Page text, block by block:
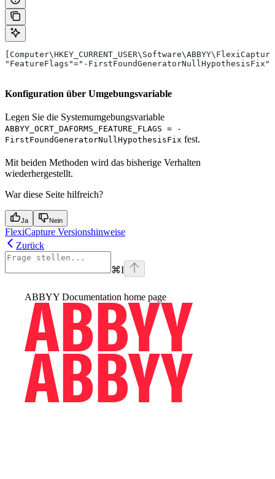
"FeatureFlags"="-FirstFoundGeneratorNullHypothesisFix"
Konfiguration über Umgebungsvariable
Legen Sie die Systemumgebungsvariable
ABBYY_OCRT_DAFORMS_FEATURE_FLAGS = -
FirstFoundGeneratorNullHypothesisFix fest.
Mit beiden Methoden wird das bisherige Verhalten
wiederhergestellt.
War diese Seite hilfreich?
Ja Nein
FlexiCapture Versionshinweise
Zurück
⌘I
ABBYY Documentation home page